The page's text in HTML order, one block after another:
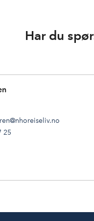
Har du
25